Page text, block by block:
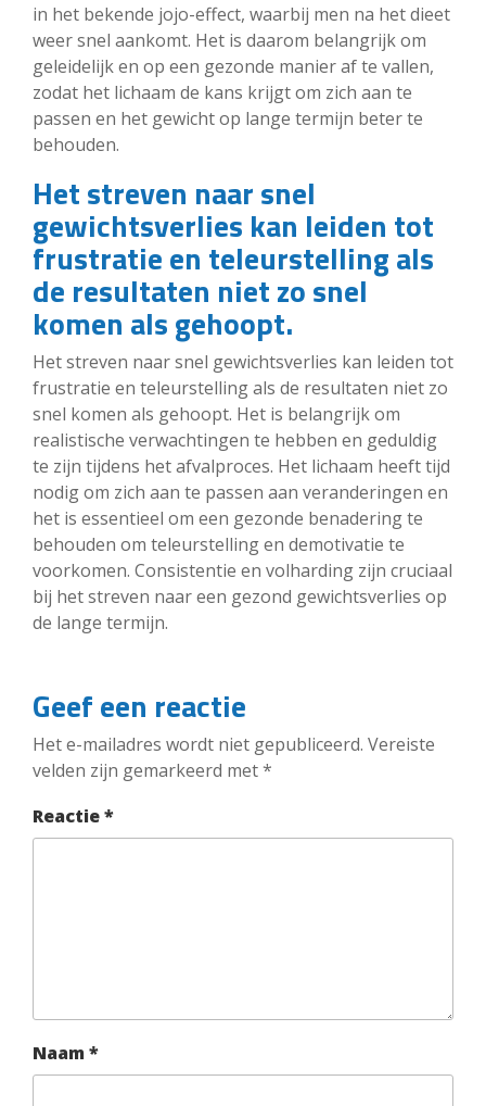
in het bekende jojo-effect, waarbij men na het dieet
weer snel aankomt. Het is daarom belangrijk om
geleidelijk en op een gezonde manier af te vallen,
zodat het lichaam de kans krijgt om zich aan te
passen en het gewicht op lange termijn beter te
behouden.
Het streven naar snel
gewichtsverlies kan leiden tot
frustratie en teleurstelling als
de resultaten niet zo snel
komen als gehoopt.
Het streven naar snel gewichtsverlies kan leiden tot
frustratie en teleurstelling als de resultaten niet zo
snel komen als gehoopt. Het is belangrijk om
realistische verwachtingen te hebben en geduldig
te zijn tijdens het afvalproces. Het lichaam heeft tijd
nodig om zich aan te passen aan veranderingen en
het is essentieel om een gezonde benadering te
behouden om teleurstelling en demotivatie te
voorkomen. Consistentie en volharding zijn cruciaal
bij het streven naar een gezond gewichtsverlies op
de lange termijn.
Geef een reactie
Het e-mailadres wordt niet gepubliceerd. Vereiste
velden zijn gemarkeerd met*
Reactie*
Naam *